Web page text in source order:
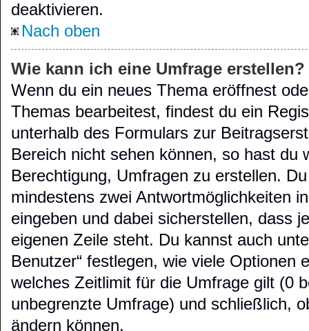
deaktivieren.
Nach oben
Wie kann ich eine Umfrage erstellen?
Wenn du ein neues Thema eröffnest
Themas bearbeitest, findest du ein
unterhalb des Formulars zur
Bereich nicht sehen können, so hast du
Berechtigung, Umfragen zu erstellen.
mindestens zwei Antwortmöglichkeiten
eingeben und dabei sicherstellen, dass
eigenen Zeile steht. Du kannst auch
Benutzer“ festlegen, wie viele Optionen
welches Zeitlimit für die Umfrage gilt (0
unbegrenzte Umfrage) und schließlich,
ändern können.